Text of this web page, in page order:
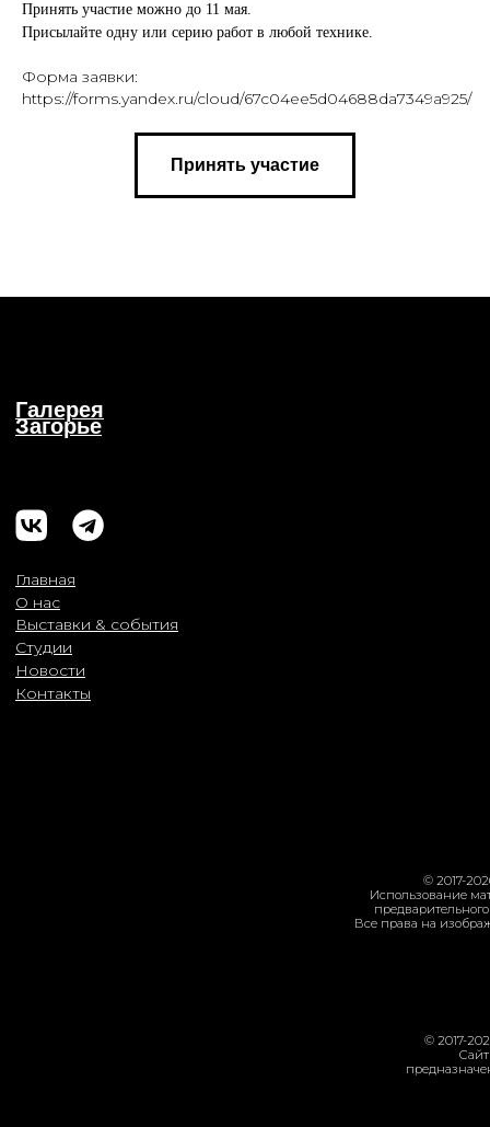
Принять участие можно до 11 мая.
Присылайте одну или серию работ в любой технике.
Форма заявки:
https://forms.yandex.ru/cloud/67c04ee5d04688da7349a925/
Принять участие
Главная
Новости
Студии